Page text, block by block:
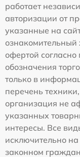
работает
авторизации от
указанные на
ознакомительный
офертой
обозначения
только в
перечень
организация не
указанных
интересы. Все
исключительно
законном